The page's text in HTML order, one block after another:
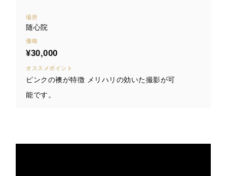
場所
随心院
価格
¥30,000
オススメポイント
ピンクの襖が特徴 メリハリの効いた撮影が可
能です。